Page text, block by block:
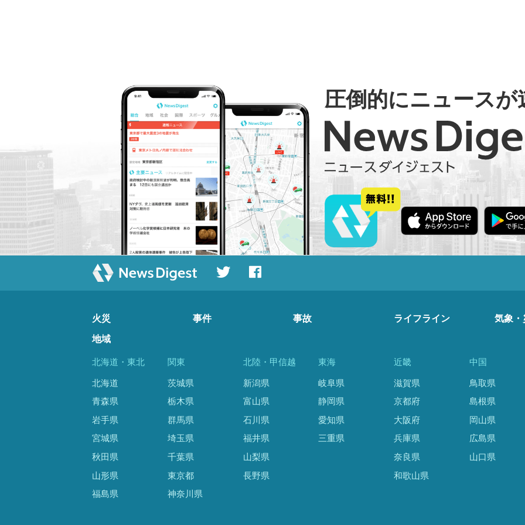
圧倒的にニュースが
火災 事件 事故 ライフライン 気象・
地域
北海道・東北
北海道
青森県
岩手県
宮城県
秋田県
山形県
福島県
関東
茨城県
栃木県
群馬県
埼玉県
千葉県
東京都
神奈川県
北陸・甲信越
新潟県
富山県
石川県
福井県
山梨県
長野県
東海
岐阜県
静岡県
愛知県
三重県
近畿
滋賀県
京都府
大阪府
兵庫県
奈良県
和歌山県
中国
鳥取県
島根県
岡山県
広島県
山口県